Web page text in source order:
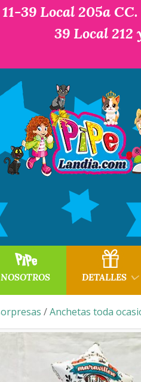
39 Local 205a
39 Local
NOSOTROS DETALLES
/Anchetas toda